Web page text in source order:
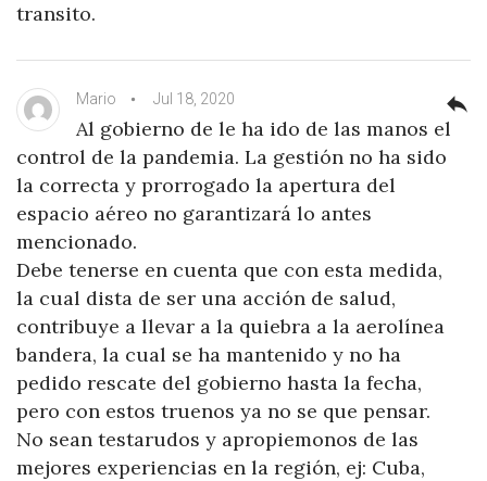
transito.
Mario Jul 18, 2020
Al gobierno de le ha ido de las manos el
control de la pandemia. La gestión no ha sido
la correcta y prorrogado la apertura del
espacio aéreo no garantizará lo antes
mencionado.
Debe tenerse en cuenta que con esta medida,
la cual dista de ser una acción de salud,
contribuye a llevar a la quiebra a la aerolínea
bandera, la cual se ha mantenido y no ha
pedido rescate del gobierno hasta la fecha,
pero con estos truenos ya no se que pensar.
No sean testarudos y apropiemonos de las
mejores experiencias en la región, ej: Cuba,
reply